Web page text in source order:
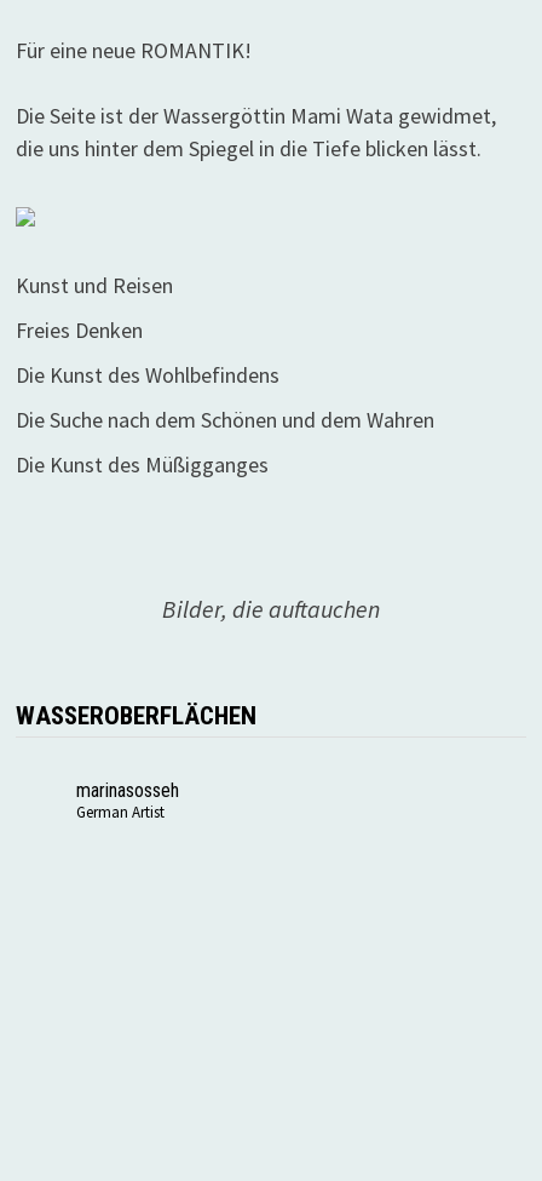
Für eine neue ROMANTIK!
Die Seite ist der Wassergöttin Mami Wata gewidmet,
die uns hinter dem Spiegel in die Tiefe blicken lässt.
Kunst und Reisen
Freies Denken
Die Kunst des Wohlbefindens
Die Suche nach dem Schönen und dem Wahren
Die Kunst des Müßigganges
Bilder, die auftauchen
WASSEROBERFLÄCHEN
marinasosseh
German Artist